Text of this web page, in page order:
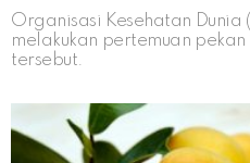
Organisasi Kesehatan Dunia
melakukan pertemuan pekan
tersebut.